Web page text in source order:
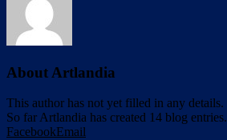
About Artlandia
This author has not yet filled in any details.
So far Artlandia has created 14 blog entries.
FacebookEmail